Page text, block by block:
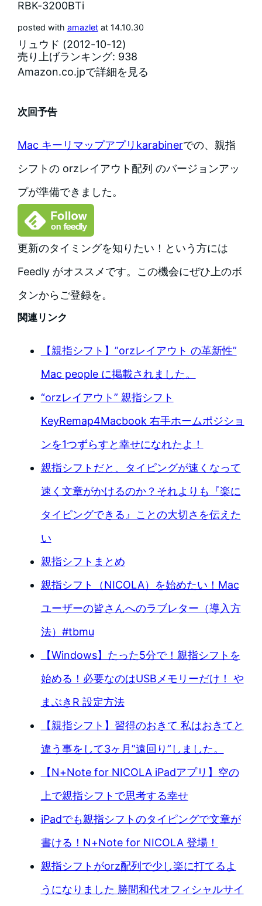
RBK-3200BTi
posted with amazletat 14.10.30
リュウド (2012-10-12)
売り上げランキング: 938
Amazon.co.jpで詳細を見る
次回予告
Mac キーリマップアプリkarabinerでの、親指
シフトの orzレイアウト配列 のバージョンアッ
プが準備できました。
更新のタイミングを知りたい！という方には
Feedly がオススメです。この機会にぜひ上のボ
タンからご登録を。
関連リンク
【親指シフト】”orzレイアウト の革新性”
Mac people に掲載されました。
“orzレイアウト” 親指シフト
KeyRemap4Macbook 右手ホームポジショ
ンを1つずらすと幸せになれたよ！
親指シフトだと、タイピングが速くなって
速く文章がかけるのか？それよりも『楽に
タイピングできる』ことの大切さを伝えた
い
親指シフトまとめ
親指シフト（NICOLA）を始めたい！Mac
ユーザーの皆さんへのラブレター（導入方
法）#tbmu
【Windows】たった5分で！親指シフトを
始める！必要なのはUSBメモリーだけ！ や
まぶきR 設定方法
【親指シフト】習得のおきて 私はおきてと
違う事をして3ヶ月”遠回り”しました。
【N+Note for NICOLA iPadアプリ】空の
上で親指シフトで思考する幸せ
iPadでも親指シフトのタイピングで文章が
書ける！N+Note for NICOLA 登場！
親指シフトがorz配列で少し楽に打てるよ
うになりました 勝間和代オフィシャルサイ